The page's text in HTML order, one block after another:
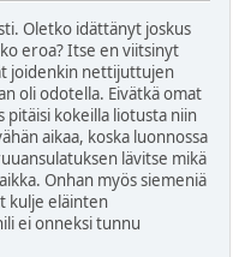
Oletko idättänyt joskus
eroa? Itse en viitsinyt
joidenkin nettijuttujen
oli odotella. Eivätkä omat
pitäisi kokeilla liotusta niin
aikaa, koska luonnossa
lävitse mikä
Onhan myös siemeniä
kulje eläinten
ei onneksi tunnu